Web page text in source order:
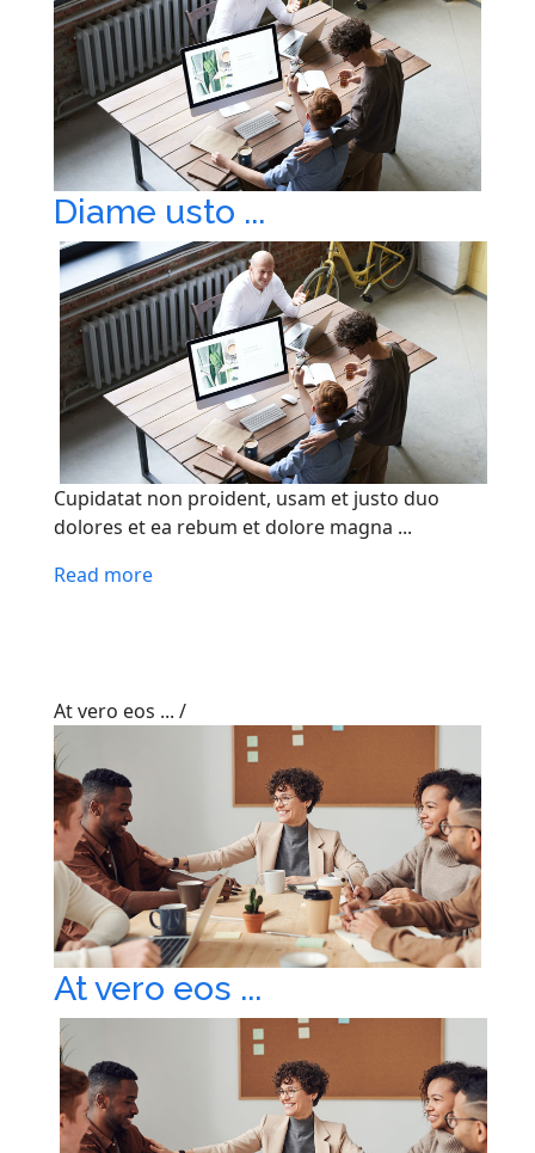
Diame usto ...
Cupidatat non proident, usam et justo duo
dolores et ea rebum et dolore magna ...
Read more
At vero eos ... /
At vero eos ...